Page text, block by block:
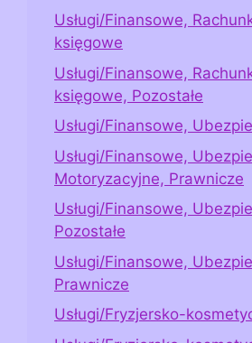
Usługi/Finansowe,
księgowe
Usługi/Finansowe,
księgowe, Pozostałe
Usługi/Finansowe,
Usługi/Finansowe,
Motoryzacyjne, Prawnicze
Usługi/Finansowe,
Pozostałe
Usługi/Finansowe,
Prawnicze
Usługi/Fryzjersko-